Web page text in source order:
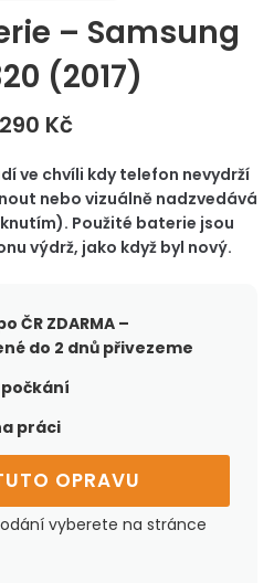
– Samsung
(2017)
Kč
ve chvíli kdy telefon nevydrží
nebo vizuálně nadzvedává
Použité baterie jsou
výdrž, jako když byl nový.
ČRZDARMA –
do 2 dnů přivezeme
práci
OPRAVU
vyberete na stránce